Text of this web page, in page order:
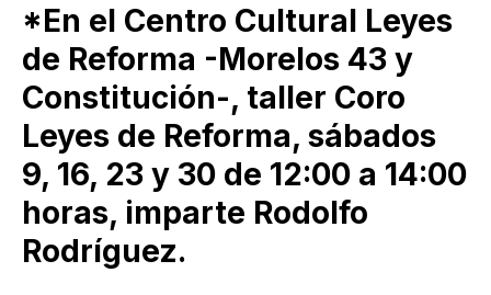
*En el Centro Cultural Leyes
de Reforma -Morelos 43 y
Constitución-, taller Coro
Leyes de Reforma, sábados
9, 16, 23 y 30 de 12:00 a 14:00
horas, imparte Rodolfo
Rodríguez.